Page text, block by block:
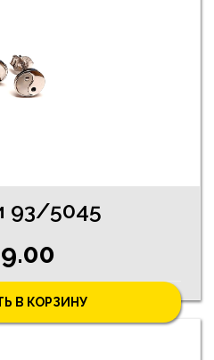
93/5045
В КОРЗИНУ